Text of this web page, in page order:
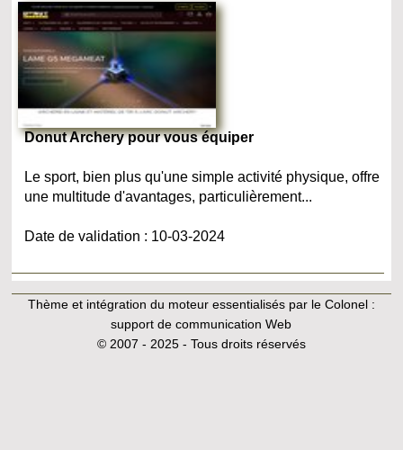
Donut Archery pour vous équiper
Le sport, bien plus qu'une simple activité physique, offre
une multitude d'avantages, particulièrement...
Date de validation : 10-03-2024
Thème et intégration du moteur essentialisés par le Colonel :
support de communication Web
© 2007 - 2025 - Tous droits réservés